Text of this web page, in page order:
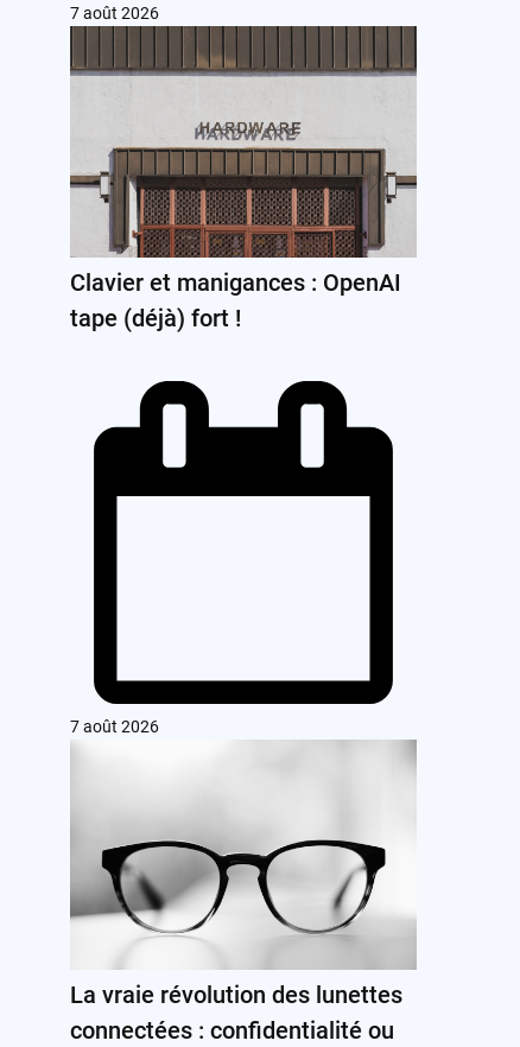
7 août 2026
Clavier et manigances : OpenAI
tape (déjà) fort !
7 août 2026
La vraie révolution des lunettes
connectées : confidentialité ou